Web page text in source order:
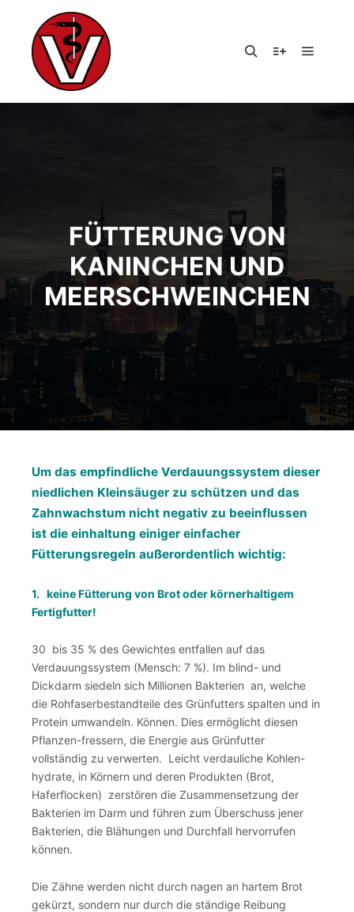
FÜTTERUNG VON
KANINCHEN UND
MEERSCHWEINCHEN
Um das empfindliche Verdauungssystem dieser
niedlichen Kleinsäuger zu schützen und das
Zahnwachstum nicht negativ zu beeinflussen
ist die einhaltung einiger einfacher
Fütterungsregeln außerordentlich wichtig:
1. keine Fütterung von Brot oder körnerhaltigem
Fertigfutter!
30 bis 35 % des Gewichtes entfallen auf das
Verdauungssystem (Mensch: 7 %). Im blind- und
Dickdarm siedeln sich Millionen Bakterien an, welche
die Rohfaserbestandteile des Grünfutters spalten und in
Protein umwandeln. Können. Dies ermöglicht diesen
Pflanzen-fressern, die Energie aus Grünfutter
vollständig zu verwerten. Leicht verdauliche Kohlen-
hydrate, in Körnern und deren Produkten (Brot,
Haferflocken) zerstören die Zusammensetzung der
Bakterien im Darm und führen zum Überschuss jener
Bakterien, die Blähungen und Durchfall hervorrufen
können.
Die Zähne werden nicht durch nagen an hartem Brot
gekürzt, sondern nur durch die ständige Reibung